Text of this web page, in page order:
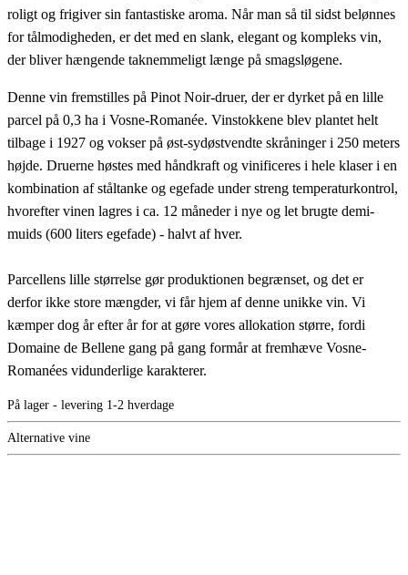
roligt og frigiver sin fantastiske aroma. Når man så til sidst belønnes
for tålmodigheden, er det med en slank, elegant og kompleks vin,
der bliver hængende taknemmeligt længe på smagsløgene.
Denne vin fremstilles på Pinot Noir-druer, der er dyrket på en lille
parcel på 0,3 ha i Vosne-Romanée. Vinstokkene blev plantet helt
tilbage i 1927 og vokser på øst-sydøstvendte skråninger i 250 meters
højde. Druerne høstes med håndkraft og vinificeres i hele klaser i en
kombination af ståltanke og egefade under streng temperaturkontrol,
hvorefter vinen lagres i ca. 12 måneder i nye og let brugte demi-
muids (600 liters egefade) - halvt af hver.
Parcellens lille størrelse gør produktionen begrænset, og det er
derfor ikke store mængder, vi får hjem af denne unikke vin. Vi
kæmper dog år efter år for at gøre vores allokation større, fordi
Domaine de Bellene gang på gang formår at fremhæve Vosne-
Romanées vidunderlige karakterer.
På lager - levering 1-2 hverdage
Alternative vine